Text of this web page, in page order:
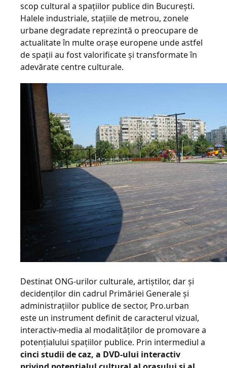
scop cultural a spaţiilor publice din Bucureşti.
Halele industriale, staţiile de metrou, zonele
urbane degradate reprezintă o preocupare de
actualitate în multe oraşe europene unde astfel
de spaţii au fost valorificate şi transformate în
adevărate centre culturale.
Destinat ONG-urilor culturale, artiştilor, dar şi
decidenţilor din cadrul Primăriei Generale şi
administraţiilor publice de sector, Pro.urban
este un instrument definit de caracterul vizual,
interactiv-media al modalităţilor de promovare a
potenţialului spaţiilor publice. Prin intermediul a
cinci studii de caz, a DVD-ului interactiv